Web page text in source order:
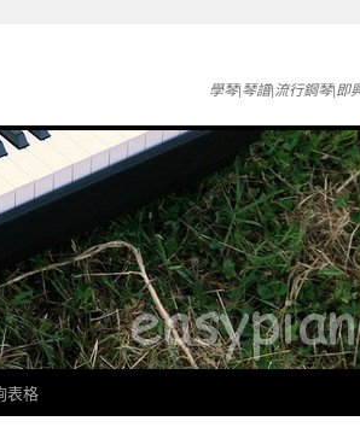
學琴|琴譜|流行鋼琴|即
表格